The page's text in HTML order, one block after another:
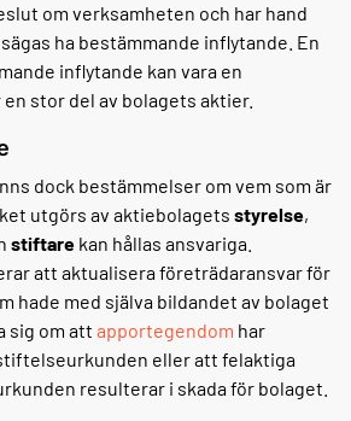
om verksamheten och har hand
ha bestämmande inflytande. En
inflytande kan vara en
stor del av bolagets aktier.
dock bestämmelser om vem som är
utgörs av aktiebolagets styrelse,
stiftare kan hållas ansvariga.
att aktualisera företrädaransvar för
hade med själva bildandet av bolaget
sig om att apportegendom har
eller att felaktiga
resulterar i skada för bolaget.